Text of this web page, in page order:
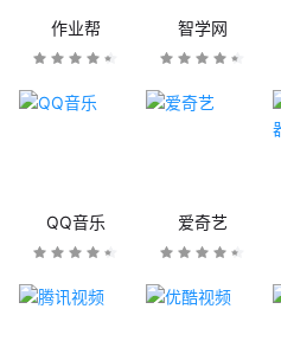
作业帮 智学网
QQ音乐 爱奇艺